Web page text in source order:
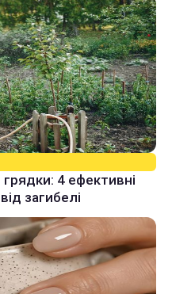
4 ефективні
загибелі